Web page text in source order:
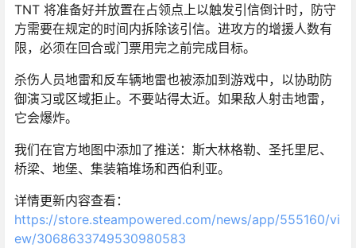
TNT 将准备好并放置在占领点上以触发引信倒计时，防守
方需要在规定的时间内拆除该引信。进攻方的增援人数有
限，必须在回合或门票用完之前完成目标。
杀伤人员地雷和反车辆地雷也被添加到游戏中，以协助防
御演习或区域拒止。不要站得太近。如果敌人射击地雷，
它会爆炸。
我们在官方地图中添加了推送：斯大林格勒、圣托里尼、
桥梁、地堡、集装箱堆场和西伯利亚。
详情更新内容查看：
https://store.steampowered.com/news/app/555160/vi
ew/3068633749530980583